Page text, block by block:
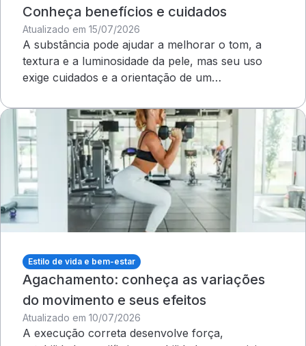
Conheça benefícios e cuidados
Atualizado em 15/07/2026
A substância pode ajudar a melhorar o tom, a
textura e a luminosidade da pele, mas seu uso
exige cuidados e a orientação de um
Estilo de vida e bem-estar
Agachamento: conheça as variações
do movimento e seus efeitos
Atualizado em 10/07/2026
A execução correta desenvolve força,